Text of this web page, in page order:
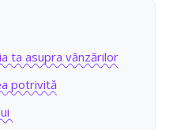
ta asupra vânzărilor
potrivită